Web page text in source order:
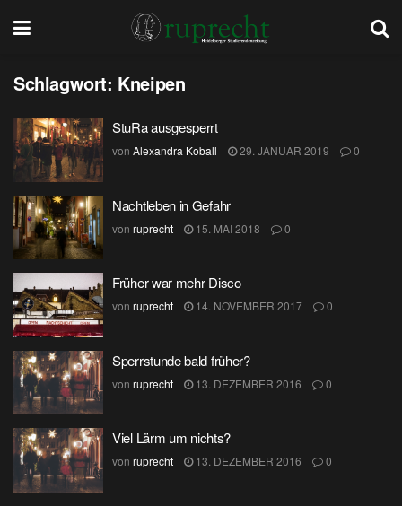
Schlagwort: Kneipen
StuRa ausgesperrt
von Alexandra Koball 29. JANUAR 2019 0
Nachtleben in Gefahr
von ruprecht 15. MAI 2018 0
Früher war mehr Disco
von ruprecht 14. NOVEMBER 2017 0
Sperrstunde bald früher?
von ruprecht 13. DEZEMBER 2016 0
Viel Lärm um nichts?
von ruprecht 13. DEZEMBER 2016 0